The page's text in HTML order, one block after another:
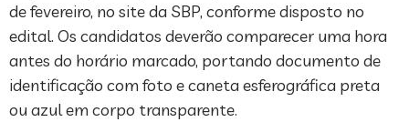
de fevereiro, no site da SBP, conforme disposto no
edital. Os candidatos deverão comparecer uma hora
antes do horário marcado, portando documento de
identificação com foto e caneta esferográfica preta
ou azul em corpo transparente.